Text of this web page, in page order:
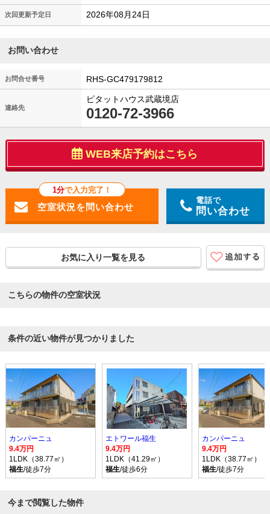
次回更新予定日 2026年08月24日
お問い合わせ
お問合せ番号 RHS-GC479179812
連絡先
ピタットハウス武蔵境店
0120-72-3966
WEB来店予約はこちら
1分で入力完了！
電話で
問い合わせ
お気に入り一覧を見る
こちらの物件の空室状況
条件の近い物件が見つかりました
カンパーニュ
9.4万円
1LDK（38.77㎡）
福生/徒歩7分
エトワール福生
9.4万円
1LDK（41.29㎡）
福生/徒歩6分
カンパーニュ
9.4万円
1LDK（38.77㎡）
福生/徒歩7分
今まで閲覧した物件